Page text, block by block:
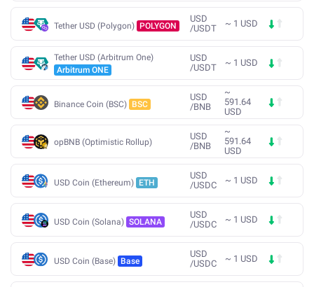
Tether USD (Polygon) POLYGON
USD
/USDT ~ 1 USD
Tether USD (Arbitrum One)
Arbitrum ONE
USD
/USDT ~ 1 USD
Binance Coin (BSC) BSC
USD
/BNB
~
591.64
USD
opBNB (Optimistic Rollup)
USD
/BNB
~
591.64
USD
USD Coin (Ethereum) ETH
USD
/USDC ~ 1 USD
USD Coin (Solana) SOLANA
USD
/USDC ~ 1 USD
USD Coin (Base) Base
USD
/USDC ~ 1 USD